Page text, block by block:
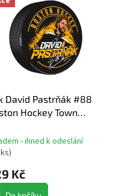
David Pastrňák #88
Hockey Town
Bruins NHL)
- ihned k odeslání
)
Kč